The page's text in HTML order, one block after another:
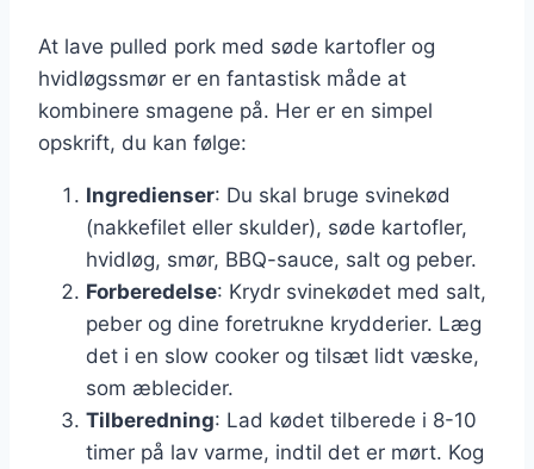
At lave pulled pork med søde kartofler og
hvidløgssmør er en fantastisk måde at
kombinere smagene på. Her er en simpel
opskrift, du kan følge:
Ingredienser: Du skal bruge svinekød
(nakkefilet eller skulder), søde kartofler,
hvidløg, smør, BBQ-sauce, salt og peber.
Forberedelse: Krydr svinekødet med salt,
peber og dine foretrukne krydderier. Læg
det i en slow cooker og tilsæt lidt væske,
som æblecider.
Tilberedning: Lad kødet tilberede i 8-10
timer på lav varme, indtil det er mørt. Kog